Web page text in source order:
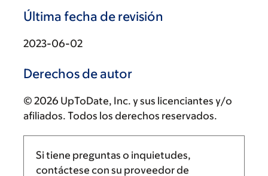
Última fecha de revisión
2023-06-02
Derechos de autor
© 2026 UpToDate, Inc. y sus licenciantes y/o
afiliados. Todos los derechos reservados.
Si tiene preguntas o inquietudes,
contáctese con su proveedor de